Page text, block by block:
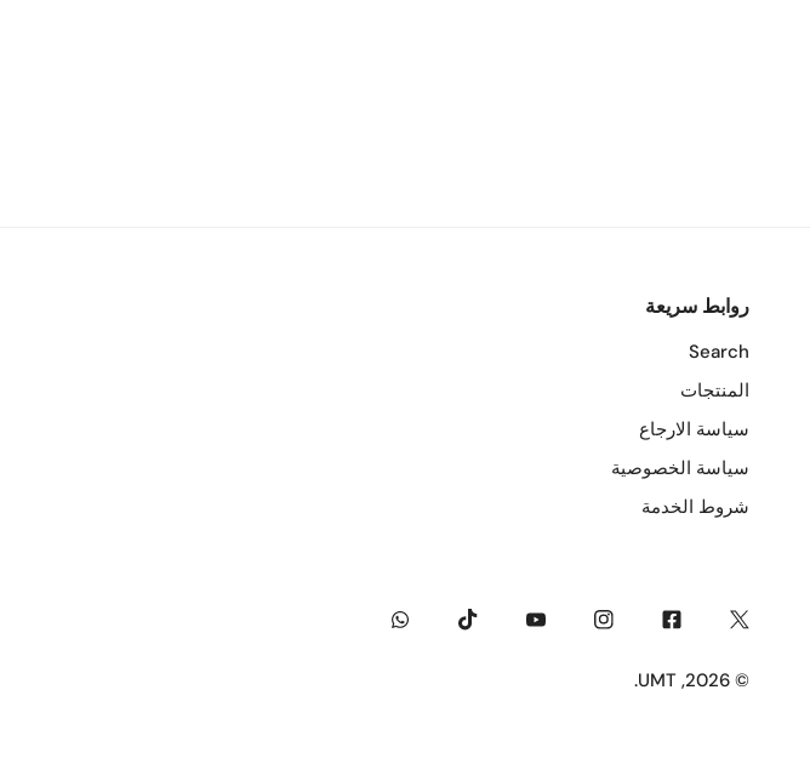
روابط سريعة
Search
المنتجات
سياسة الارجاع
سياسة الخصوصية
شروط الخدمة
Twitter
Facebook
Instagram
Tiktok
© 2026,
UMT
.